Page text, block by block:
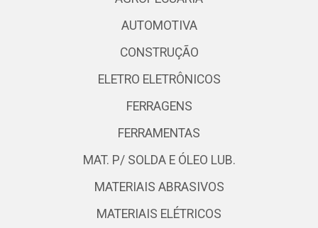
AUTOMOTIVA
CONSTRUÇÃO
ELETRO ELETRÔNICOS
FERRAGENS
FERRAMENTAS
MAT. P/ SOLDA E ÓLEO LUB.
MATERIAIS ABRASIVOS
MATERIAIS ELÉTRICOS